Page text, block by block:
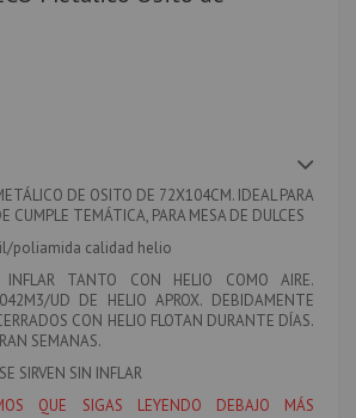
DE OSITO DE 72X104CM. IDEAL PARA
CUMPLE TEMÁTICA, PARA MESA DE DULCES
poliamida calidad helio
INFLAR TANTO CON HELIO COMO AIRE.
UD DE HELIO APROX. DEBIDAMENTE
CON HELIO FLOTAN DURANTE DÍAS.
SEMANAS.
SIRVEN SIN INFLAR
QUE SIGAS LEYENDO DEBAJO MÁS